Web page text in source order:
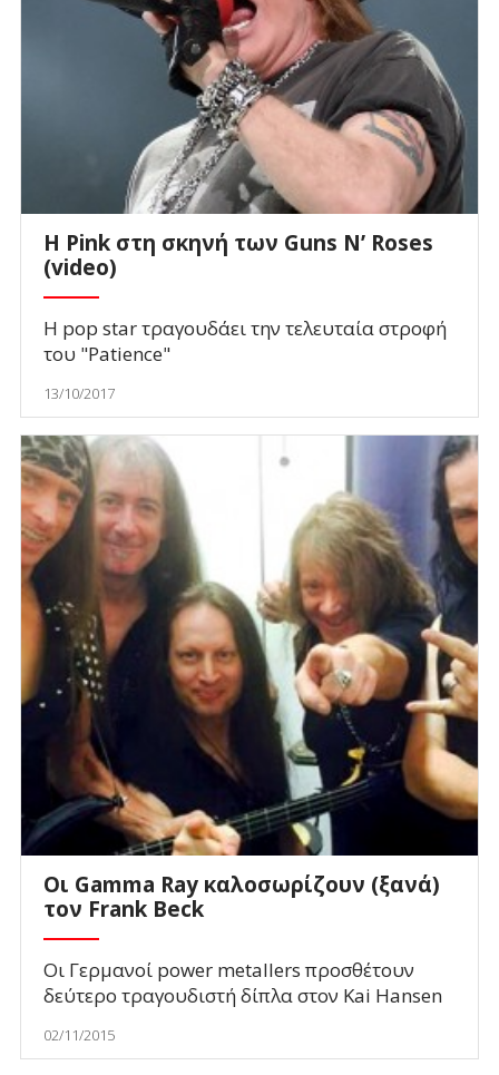
H Pink στη σκηνή των Guns N’ Roses
(video)
H pop star τραγουδάει την τελευταία στροφή
του "Patience"
13/10/2017
Oι Gamma Ray καλοσωρίζουν (ξανά)
τον Frank Beck
Οι Γερμανοί power metallers προσθέτουν
δεύτερο τραγουδιστή δίπλα στον Kai Hansen
02/11/2015